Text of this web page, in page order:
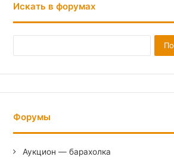
Искать в форумах
Форумы
Аукцион — барахолка